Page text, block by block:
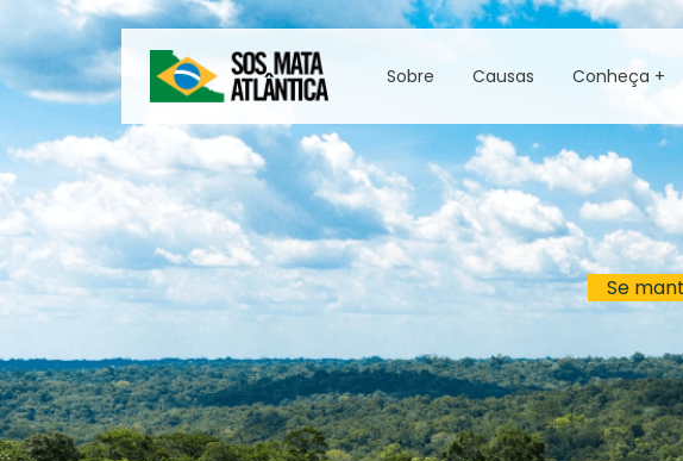
Sobre Causas Conheça +
Se